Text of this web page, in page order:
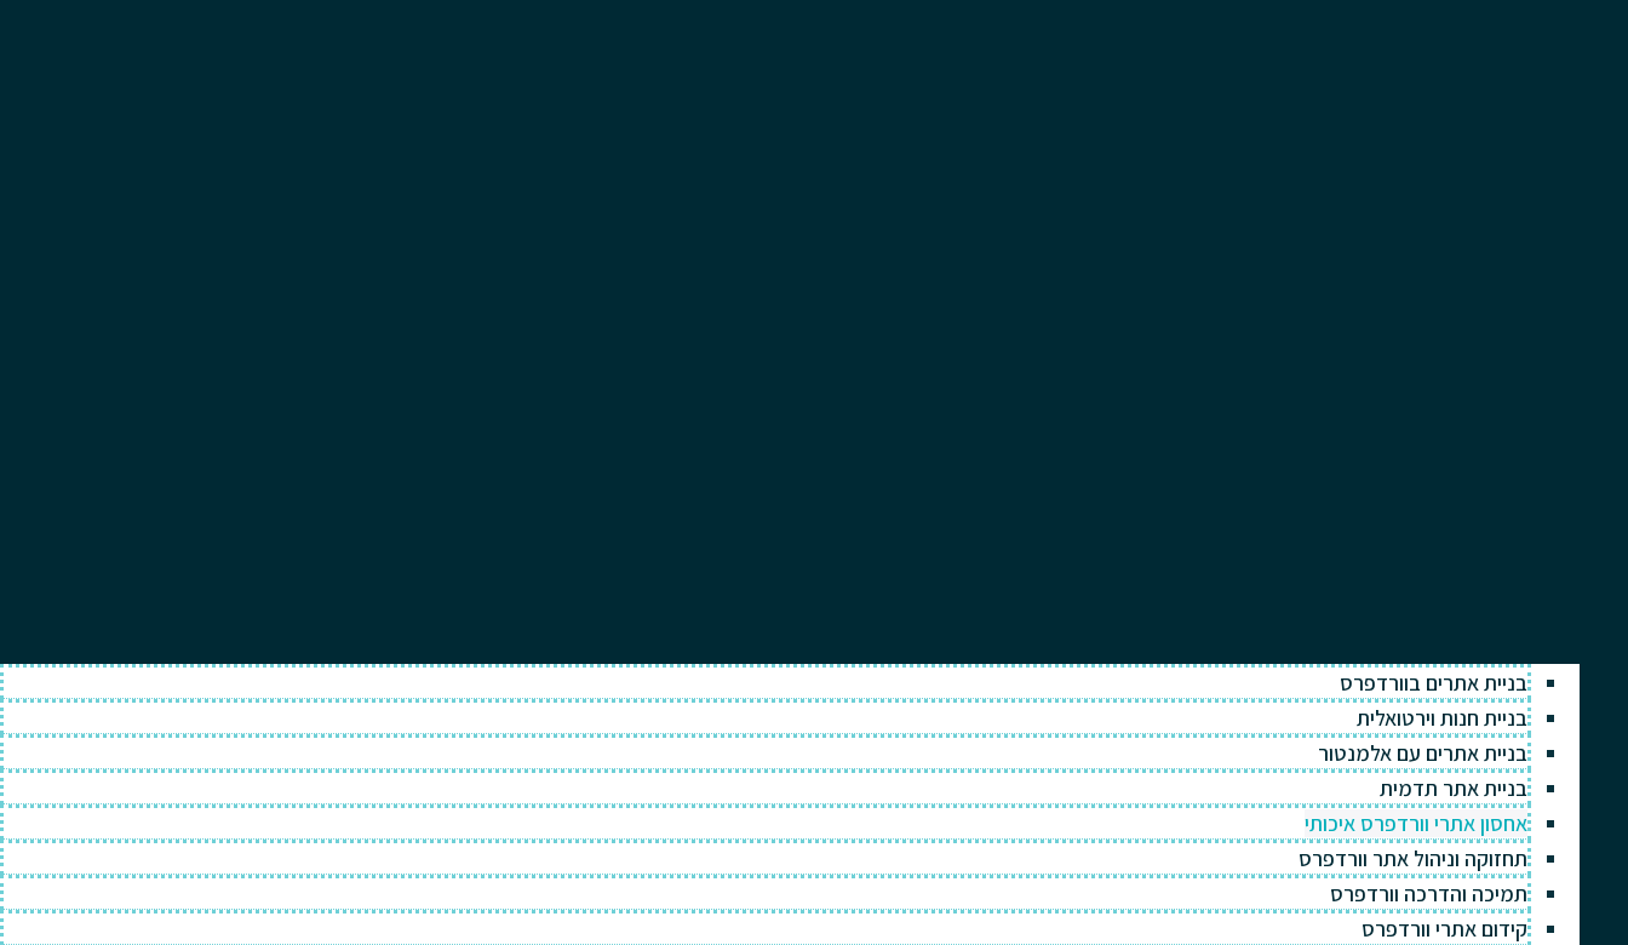
בניית אתרים בוורדפרס
בניית חנות וירטואלית
בניית אתרים עם אלמנטור
בניית אתר תדמית
אחסון אתרי וורדפרס איכותי
תחזוקה וניהול אתר וורדפרס
תמיכה והדרכה וורדפרס
קידום אתרי וורדפרס